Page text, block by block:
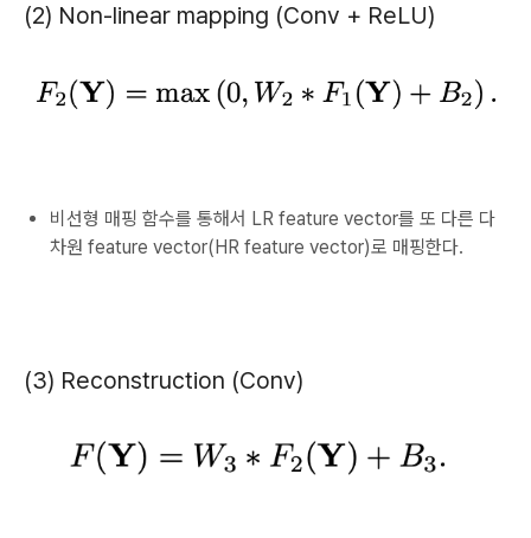
(2) Non-linear mapping (Conv + ReLU)
비선형 매핑 함수를 통해서 LR feature vector를 또 다른 다
차원 feature vector(HR feature vector)로 매핑한다.
(3) Reconstruction (Conv)